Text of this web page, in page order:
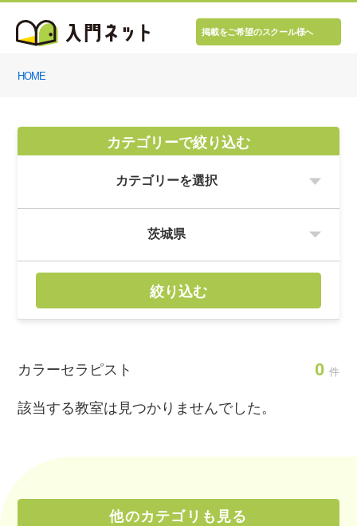
掲載をご希望のスクール様へ
HOME
カテゴリーで絞り込む
絞り込む
カラーセラピスト 0 件
該当する教室は見つかりませんでした。
他のカテゴリも見る